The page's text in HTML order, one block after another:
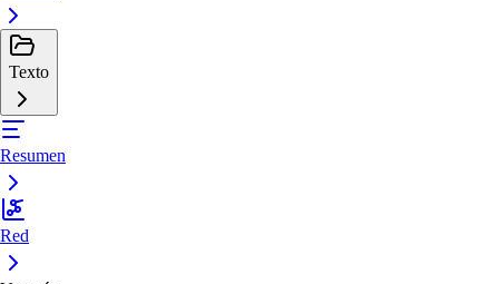
Texto
Resumen
Red